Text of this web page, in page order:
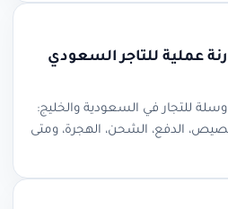
عملية للتاجر السعودي
للتجار في السعودية والخليج:
الدفع، الشحن، الهجرة، ومتى